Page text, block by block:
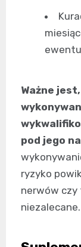
Ważne
pod jego
ryzyko
nerwów czy
niezalecane.